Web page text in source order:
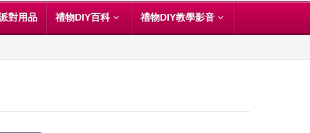
對用品 禮物DIY百科 禮物DIY教學影音